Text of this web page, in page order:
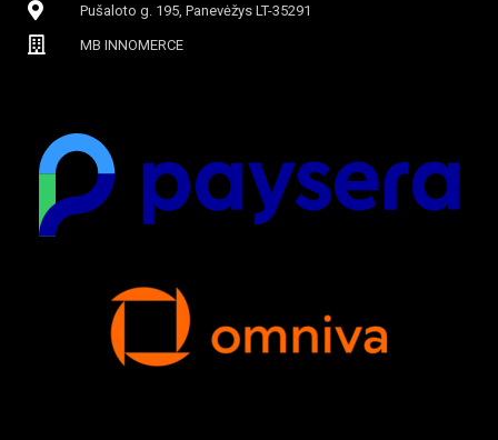
Pušaloto g. 195, Panevėžys LT-35291
MB INNOMERCE